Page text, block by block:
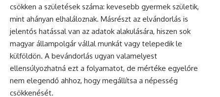
csökken a születések száma: kevesebb gyermek születik,
mint ahányan elhaláloznak. Másrészt az elvándorlás is
jelentős hatással van az adatok alakulására, hiszen sok
magyar állampolgár vállal munkát vagy telepedik le
külföldön. A bevándorlás ugyan valamelyest
ellensúlyozhatná ezt a folyamatot, de mértéke egyelőre
nem elegendő ahhoz, hogy megállítsa a népesség
csökkenését.